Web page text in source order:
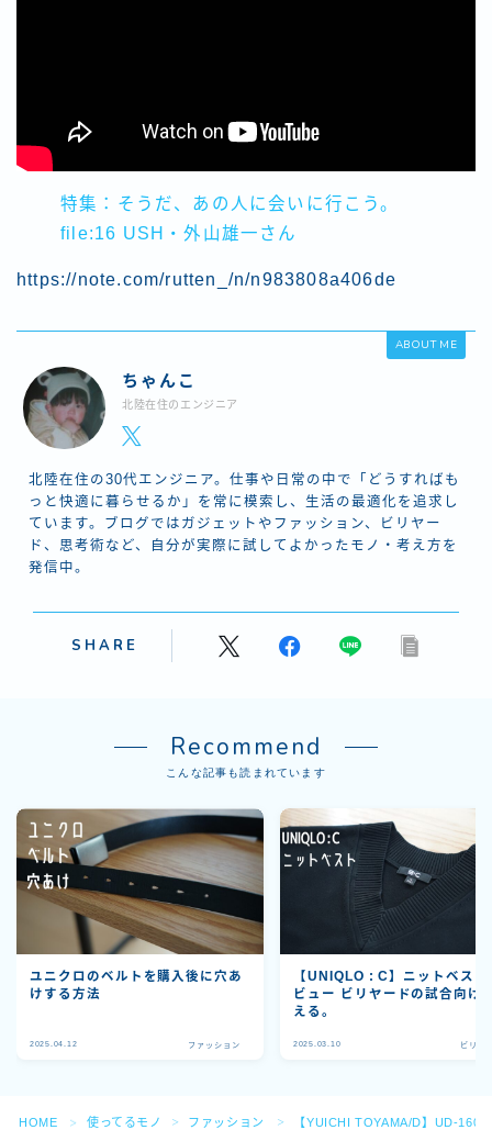
特集：そうだ、あの人に会いに行こう。
file:16 USH・外山雄一さん
https://note.com/rutten_/n/n983808a406de
ABOUT ME
ちゃんこ
北陸在住のエンジニア
北陸在住の30代エンジニア。仕事や日常の中で「どうすればも
っと快適に暮らせるか」を常に模索し、生活の最適化を追求し
ています。ブログではガジェットやファッション、ビリヤー
ド、思考術など、自分が実際に試してよかったモノ・考え方を
発信中。
SHARE
Recommend
こんな記事も読まれています
ユニクロのベルトを購入後に穴あ
けする方法
2025.04.12 ファッション
【UNIQLO : C】ニットベスト
ビュー ビリヤードの試合向け
える。
2025.03.10 ビリヤ
HOME ＞ 使ってるモノ ＞ ファッション ＞ 【YUICHI TOYAMA/D】UD-160